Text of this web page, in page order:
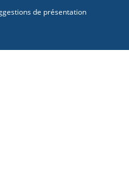
de présentation